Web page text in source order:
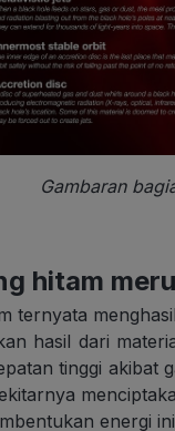
Gambaran
hitam
ternyata
hasil dari
tinggi akibat
energi